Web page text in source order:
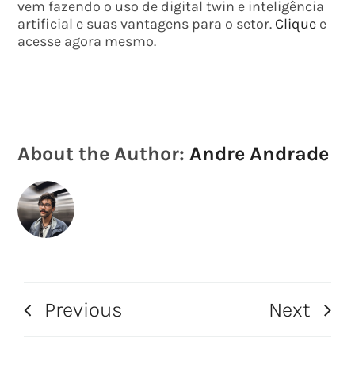
vem fazendo o uso de digital twin e inteligência
artificial e suas vantagens para o setor. Clique e
acesse agora mesmo.
About the Author:Andre Andrade
Previous Next